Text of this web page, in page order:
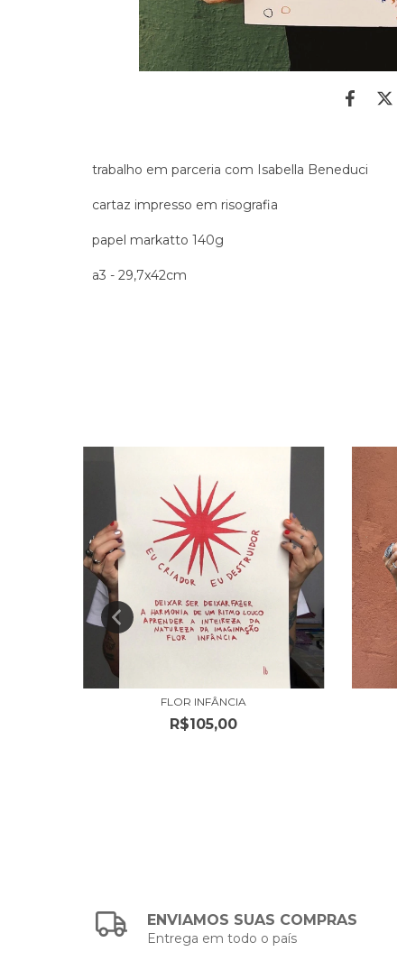
trabalho em parceria com Isabella Beneduci
cartaz impresso em risografia
papel markatto 140g
a3 - 29,7x42cm
FLOR INFÂNCIA
R$105,00
ENVIAMOS SUAS COMPRAS
Entrega em todo o país